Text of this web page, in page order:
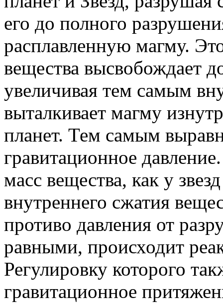
его до полного
расплавленную магму.
вещества высвобождает
увеличивая тем самым
выталкивает магму
планет. Тем самым
гравитационное
масс вещества, как у
внутреннего сжатия
противо давления от
равными, происходит
Регулировку которого
гравитационное